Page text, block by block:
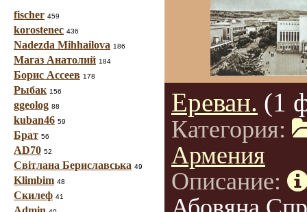
fischer 459
korostenec 436
Nadezda Mihhailova 186
Магаз Анатолий 184
Борис Ассеев 178
Рыбак 156
ggeolog 88
kuban46 59
Брат 56
AD70 52
Світлана Бериславська 49
Klimbim 48
Скилеф 41
Ереван. (1
Категория:
Армения
Описание: